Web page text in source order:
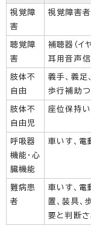
視覚障
害
視覚障害者
聴覚障
害
補聴器（イ
耳用音声
肢体不
自由
義手、義足
歩行補助
肢体不
自由児
座位保持
呼吸器
機能・心
臓機能
車いす、電
難病患
者
車いす、電
置、装具
要と判断